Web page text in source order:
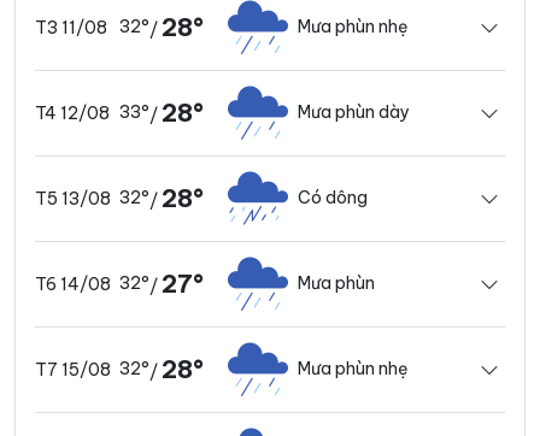
T3 11/08 32°/ 28° Mưa phùn nhẹ
T4 12/08 33°/ 28° Mưa phùn dày
T5 13/08 32°/ 28° Có dông
T6 14/08 32°/ 27° Mưa phùn
T7 15/08 32°/ 28° Mưa phùn nhẹ